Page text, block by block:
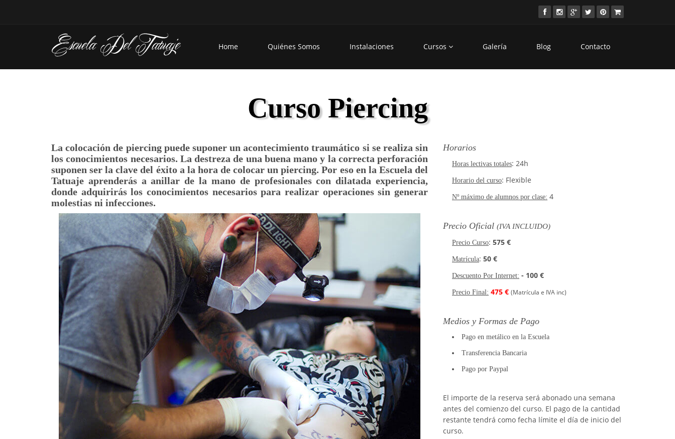
Home Quiénes Somos Instalaciones Cursos Galería Blog Contacto
Curso Piercing
La colocación de piercing puede suponer un acontecimiento traumático si se realiza sin
los conocimientos necesarios. La destreza de una buena mano y la correcta perforación
suponen ser la clave del éxito a la hora de colocar un piercing. Por eso en la Escuela del
Tatuaje aprenderás a anillar de la mano de profesionales con dilatada experiencia,
donde adquirirás los conocimientos necesarios para realizar operaciones sin generar
molestias ni infecciones.
Horarios
Horas lectivas totales: 24h
Horario del curso: Flexible
Nº máximo de alumnos por clase: 4
Precio Oficial (IVA INCLUIDO)
Precio Curso: 575 €
Matrícula: 50 €
Descuento Por Internet: - 100 €
Precio Final: 475 € (Matrícula e IVA inc)
Medios y Formas de Pago
Pago en metálico en la Escuela
Transferencia Bancaria
Pago por Paypal
El importe de la reserva será abonado una semana
antes del comienzo del curso. El pago de la cantidad
restante tendrá como fecha límite el día de inicio del
curso.